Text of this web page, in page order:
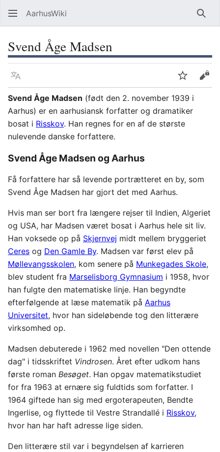
AarhusWiki Søg
Svend Åge Madsen
Sprog OvervågVis
Svend Åge Madsen (født den 2. november 1939 i
Aarhus) er en aarhusiansk forfatter og dramatiker
bosat i Risskov. Han regnes for en af de største
nulevende danske forfattere.
Svend Åge Madsen og Aarhus
Få forfattere har så levende portrætteret en by, som
Svend Åge Madsen har gjort det med Aarhus.
Hvis man ser bort fra længere rejser til Indien, Algeriet
og USA, har Madsen været bosat i Aarhus hele sit liv.
Han voksede op på Skjernvej midt mellem bryggeriet
Ceres og Den Gamle By. Madsen var først elev på
Møllevangsskolen, kom senere på Munkegades Skole,
blev student fra Marselisborg Gymnasium i 1958, hvor
han fulgte den matematiske linje. Han begyndte
efterfølgende at læse matematik på Aarhus
Universitet, hvor han sideløbende tog den litterære
virksomhed op.
Madsen debuterede i 1962 med novellen "Den ottende
dag" i tidsskriftet Vindrosen. Året efter udkom hans
første roman Besøget. Han opgav matematikstudiet
for fra 1963 at ernære sig fuldtids som forfatter. I
1964 giftede han sig med ergoterapeuten, Bendte
Ingerlise, og flyttede til Vestre Strandallé i Risskov,
hvor han har haft adresse lige siden.
Den litterære stil var i begyndelsen af karrieren